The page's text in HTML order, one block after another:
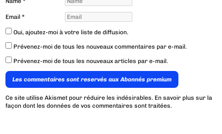
Email*
Oui, ajoutez-moi à votre liste de diffusion.
Prévenez-moi de tous les nouveaux commentaires par e-mail.
Prévenez-moi de tous les nouveaux articles par e-mail.
Les commentaires sont reservés aux Abonnés premium
Ce site utilise Akismet pour réduire les indésirables. En savoir plus sur la
façon dont les données de vos commentaires sont traitées.